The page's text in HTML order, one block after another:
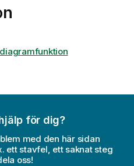
för dig?
med den här sidan
ett stavfel, ett saknat steg
oss!